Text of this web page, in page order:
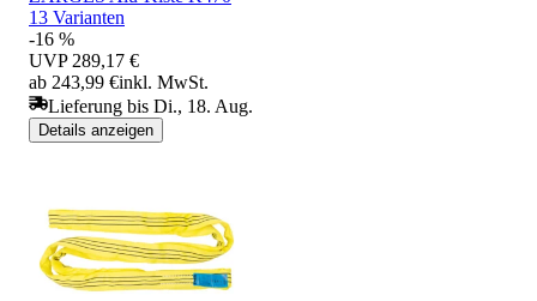
13 Varianten
-16 %
UVP 289,17 €
ab 243,99 €inkl. MwSt.
Lieferung bis Di., 18. Aug.
Details anzeigen